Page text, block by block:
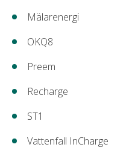
Mälarenergi
OKQ8
Preem
Recharge
ST1
Vattenfall InCharge